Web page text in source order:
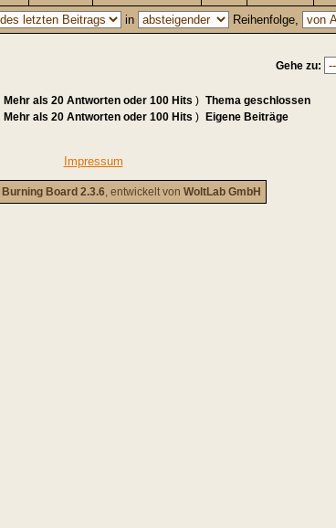
in Reihenfolge,
Gehe zu:
Mehr als 20 Antworten oder 100 Hits ) Thema geschlossen
Mehr als 20 Antworten oder 100 Hits ) Eigene Beiträge
Impressum
Burning Board 2.3.6, entwickelt von WoltLab GmbH